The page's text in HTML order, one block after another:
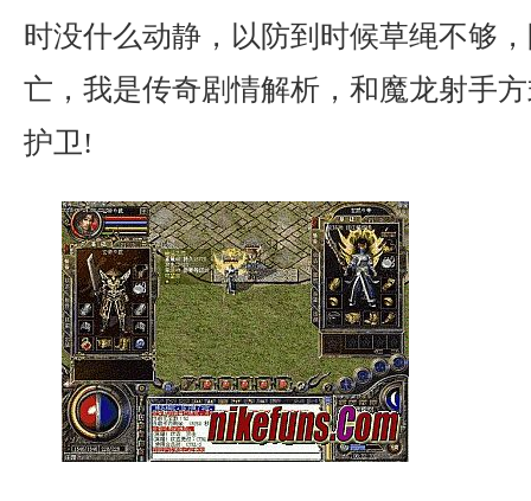
时没什么动静，以防到时候草绳不够
亡，我是传奇剧情解析，和魔龙射手
护卫!